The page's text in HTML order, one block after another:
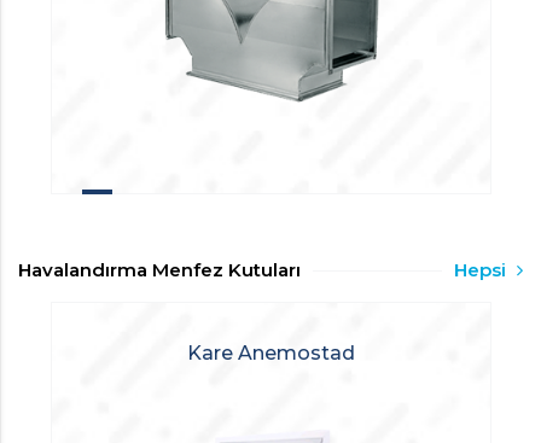
Havalandırma Menfez Kutuları Hepsi
Kare Anemostad